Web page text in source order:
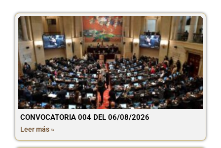
CONVOCATORIA 004 DEL 06/08/2026
Leer más »